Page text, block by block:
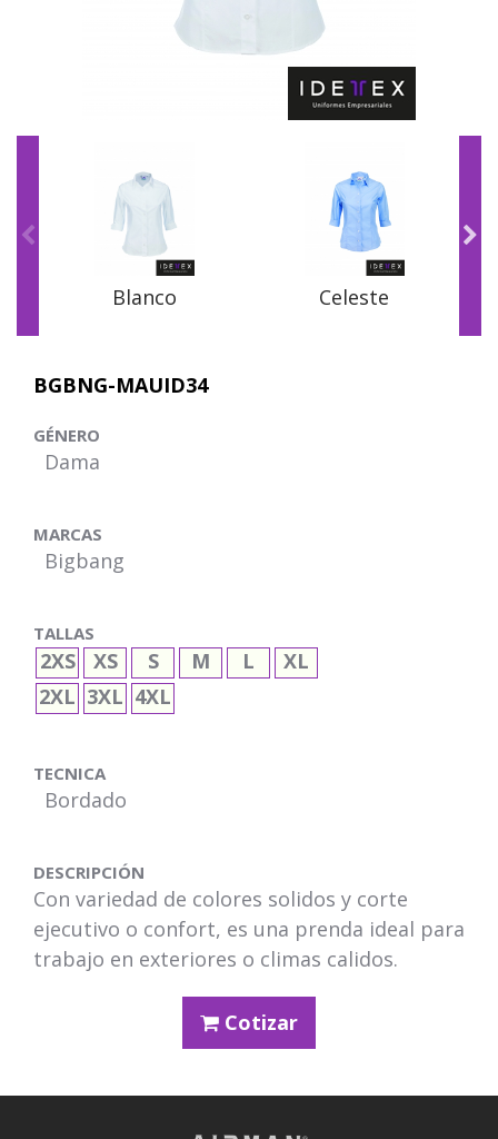
Blanco Celeste
BGBNG-MAUID34
GÉNERO
Dama
MARCAS
Bigbang
TALLAS
2XS XS S M L
XL
2XL 3XL 4XL
TECNICA
Bordado
DESCRIPCIÓN
Con variedad de colores solidos y corte
ejecutivo o confort, es una prenda ideal para
trabajo en exteriores o climas calidos.
Cotizar